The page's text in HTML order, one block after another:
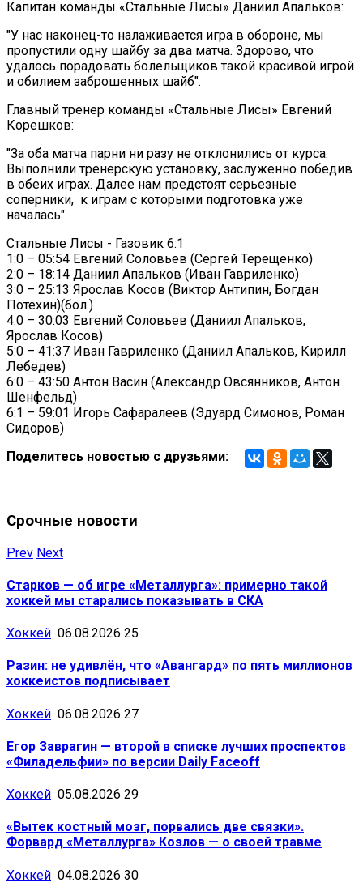
Капитан команды «Стальные Лисы» Даниил Апальков:
"У нас наконец-то налаживается игра в обороне, мы
пропустили одну шайбу за два матча. Здорово, что
удалось порадовать болельщиков такой красивой игрой
и обилием заброшенных шайб".
Главный тренер команды «Стальные Лисы» Евгений
Корешков:
"За оба матча парни ни разу не отклонились от курса.
Выполнили тренерскую установку, заслуженно победив
в обеих играх. Далее нам предстоят серьезные
соперники, к играм с которыми подготовка уже
началась".
Стальные Лисы - Газовик 6:1
1:0 – 05:54 Евгений Соловьев (Сергей Терещенко)
2:0 – 18:14 Даниил Апальков (Иван Гавриленко)
3:0 – 25:13 Ярослав Косов (Виктор Антипин, Богдан
Потехин)(бол.)
4:0 – 30:03 Евгений Соловьев (Даниил Апальков,
Ярослав Косов)
5:0 – 41:37 Иван Гавриленко (Даниил Апальков, Кирилл
Лебедев)
6:0 – 43:50 Антон Васин (Александр Овсянников, Антон
Шенфельд)
6:1 – 59:01 Игорь Сафаралеев (Эдуард Симонов, Роман
Сидоров)
Поделитесь новостью с друзьями:
Срочные новости
Prev Next
Старков — об игре «Металлурга»: примерно такой
хоккей мы старались показывать в СКА
Хоккей 06.08.2026 25
Разин: не удивлён, что «Авангард» по пять миллионов
хоккеистов подписывает
Хоккей 06.08.2026 27
Егор Заврагин — второй в списке лучших проспектов
«Филадельфии» по версии Daily Faceoff
Хоккей 05.08.2026 29
«Вытек костный мозг, порвались две связки».
Форвард «Металлурга» Козлов — о своей травме
Хоккей 04.08.2026 30